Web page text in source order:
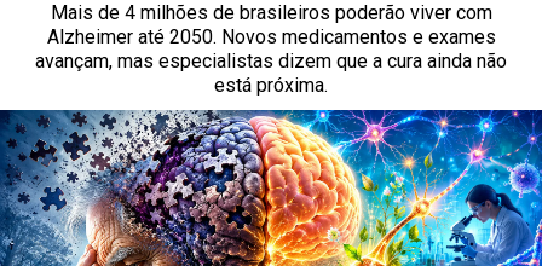
Mais de 4 milhões de brasileiros poderão viver com
Alzheimer até 2050. Novos medicamentos e exames
avançam, mas especialistas dizem que a cura ainda não
está próxima.